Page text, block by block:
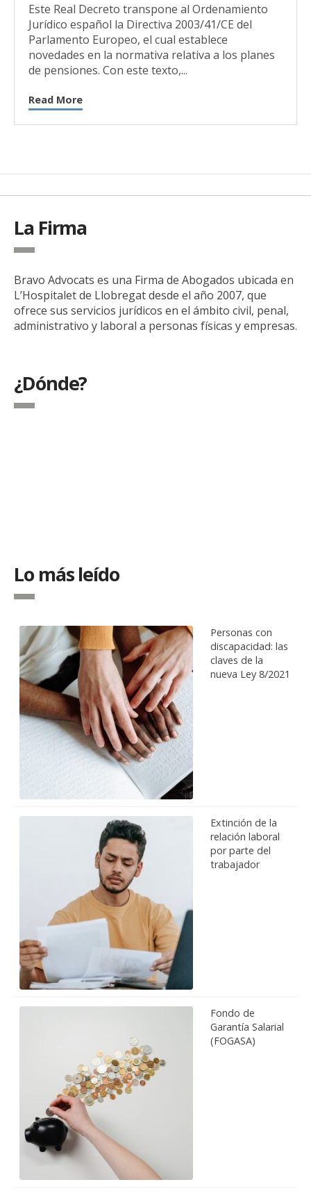
Este Real Decreto transpone al Ordenamiento
Jurídico español la Directiva 2003/41/CE del
Parlamento Europeo, el cual establece
novedades en la normativa relativa a los planes
de pensiones. Con este texto,...
Read More
La Firma
Bravo Advocats es una Firma de Abogados ubicada en
L’Hospitalet de Llobregat desde el año 2007, que
ofrece sus servicios jurídicos en el ámbito civil, penal,
administrativo y laboral a personas físicas y empresas.
¿Dónde?
Lo más leído
Personas con
discapacidad: las
claves de la
nueva Ley 8/2021
Extinción de la
relación laboral
por parte del
trabajador
Fondo de
Garantía Salarial
(FOGASA)